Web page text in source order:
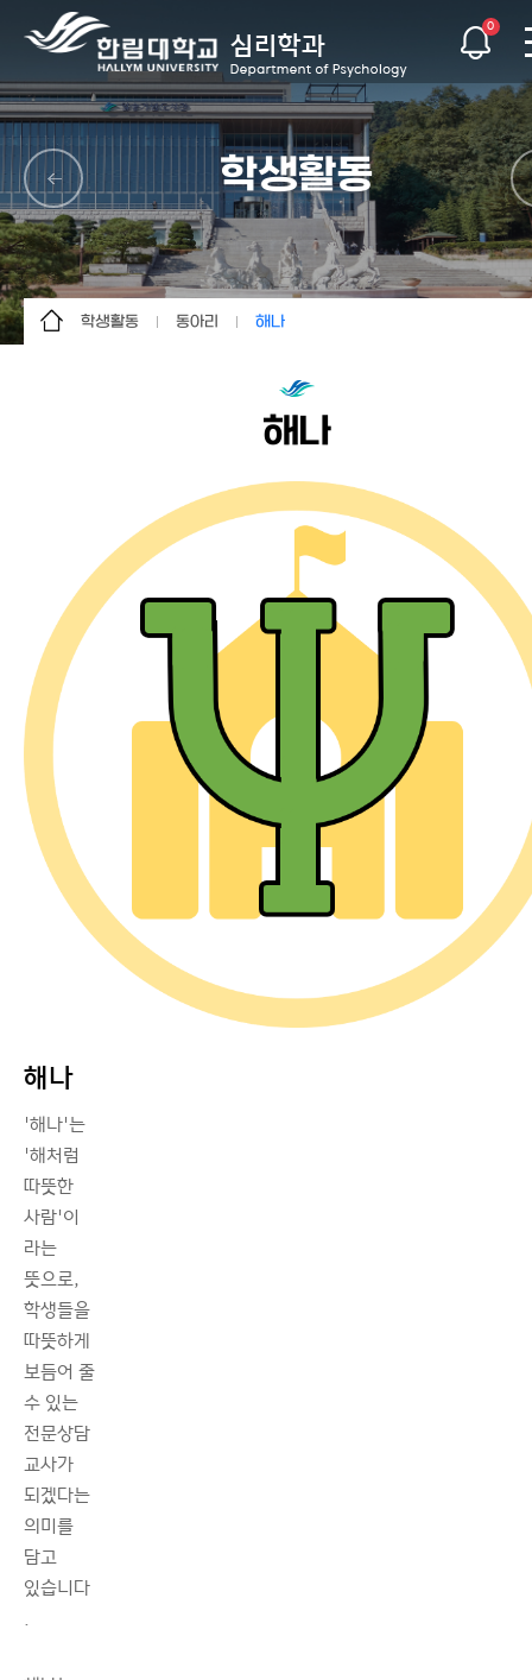
0
학생활동
학생활동
커뮤니티
이용안내
동아리 해나
싸이커
마중
DrugStore
마인드랩
해나
해나
'해나'는
'해처럼
따뜻한
사람'이
라는
뜻으로,
학생들을
따뜻하게
보듬어 줄
수 있는
전문상담
교사가
되겠다는
의미를
담고
있습니다
.